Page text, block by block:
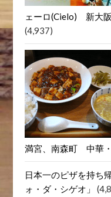
ェーロ(Cielo) 新大
(4,937)
満宮、南森町 中華
日本一のピザを持ち
ォ・ダ・シゲオ」